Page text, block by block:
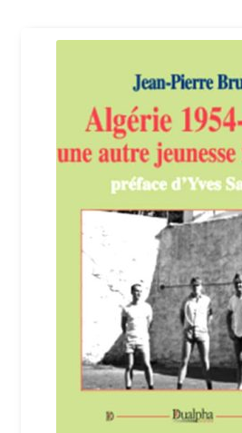
Listes d’Envies
Livres de Peter Randa
Livres de Philippe Randa
Login Customizer
Nous Contacter
Politique de confidentialité et
Qui sommes-nous ?
Soutien à Philippe Randa
Suivi de la Commande